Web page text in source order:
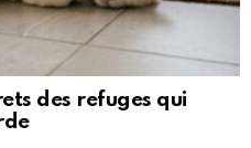
des refuges qui